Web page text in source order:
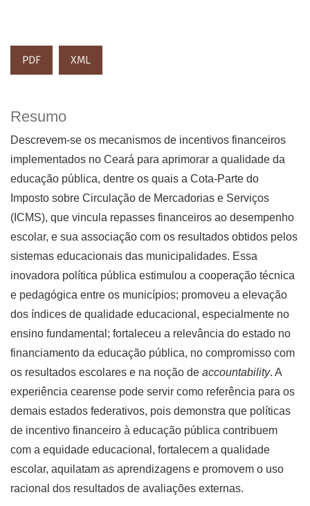
PDF XML
Resumo
Descrevem-se os mecanismos de incentivos financeiros
implementados no Ceará para aprimorar a qualidade da
educação pública, dentre os quais a Cota-Parte do
Imposto sobre Circulação de Mercadorias e Serviços
(ICMS), que vincula repasses financeiros ao desempenho
escolar, e sua associação com os resultados obtidos pelos
sistemas educacionais das municipalidades. Essa
inovadora política pública estimulou a cooperação técnica
e pedagógica entre os municípios; promoveu a elevação
dos índices de qualidade educacional, especialmente no
ensino fundamental; fortaleceu a relevância do estado no
financiamento da educação pública, no compromisso com
os resultados escolares e na noção de accountability. A
experiência cearense pode servir como referência para os
demais estados federativos, pois demonstra que políticas
de incentivo financeiro à educação pública contribuem
com a equidade educacional, fortalecem a qualidade
escolar, aquilatam as aprendizagens e promovem o uso
racional dos resultados de avaliações externas.